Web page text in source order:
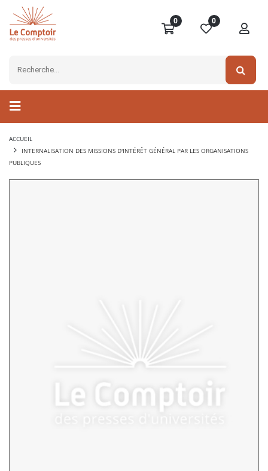
0 0
ACCUEIL
INTERNALISATION DES MISSIONS D'INTÉRÊT GÉNÉRAL PAR LES ORGANISATIONS
PUBLIQUES